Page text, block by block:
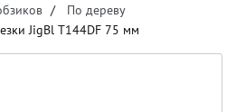
По дереву
JigBl T144DF 75 мм